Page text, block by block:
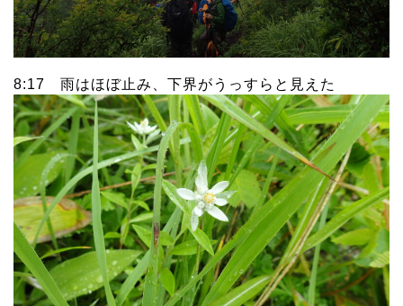
8:17 雨はほぼ止み、下界がうっすらと見えた